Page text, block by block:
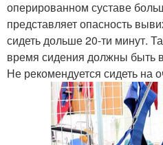
оперированном суставе
представляет опасность
сидеть дольше 20-ти минут.
время сидения должны быть
Не рекомендуется сидеть на